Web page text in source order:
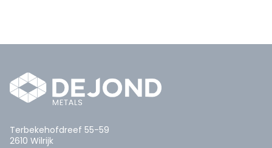
Terbekehofdreef 55-59
2610 Wilrijk